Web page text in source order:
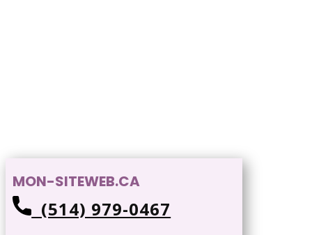
MON-SITEWEB.CA
(514) 979-0467